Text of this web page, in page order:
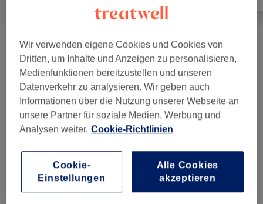
Damen - Sugaring (1) ab 5 €
Nagelmodellagen ( 4) ab 25 €
Nagelmodellagen ( 5) ab 15 €
Maniküre & Pediküre (16)
2) ab 3 €
Wir verwenden eigene Cookies und Cookies von
Dritten, um Inhalte und Anzeigen zu personalisieren,
Medienfunktionen bereitzustellen und unseren
Datenverkehr zu analysieren. Wir geben auch
Informationen über die Nutzung unserer Webseite an
unsere Partner für soziale Medien, Werbung und
Analysen weiter. Cookie-Richtlinien
Cookie-
Einstellungen
Alle Cookies
akzeptieren